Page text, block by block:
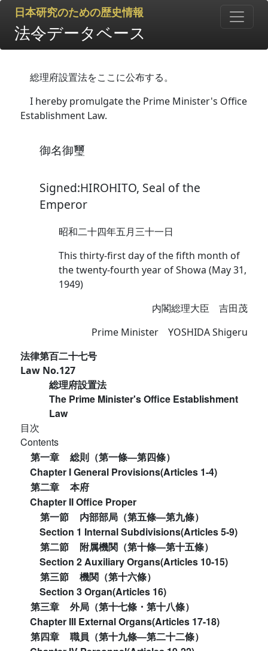
日本研究のための歴史情報
法令データベース
総理府設置法をここに公布する。
I hereby promulgate the Prime Minister's Office
Establishment Law.
御名御璽
Signed:HIROHITO, Seal of the
Emperor
昭和二十四年五月三十一日
This thirty-first day of the fifth month of
the twenty-fourth year of Showa (May 31,
1949)
内閣総理大臣 吉田茂
Prime Minister YOSHIDA Shigeru
法律第百二十七号
Law No.127
総理府設置法
The Prime Minister's Office Establishment
Law
目次
Contents
第一章
総則（第一條―第四條）
Chapter I General Provisions(Articles 1-4)
第二章
本府
Chapter II Office Proper
第一節
内部部局（第五條―第九條）
Section 1 Internal Subdivisions(Articles 5-9)
第二節
附属機関（第十條―第十五條）
Section 2 Auxiliary Organs(Articles 10-15)
第三節
機関（第十六條）
Section 3 Organ(Articles 16)
第三章
外局（第十七條・第十八條）
Chapter III External Organs(Articles 17-18)
第四章
職員（第十九條―第二十二條）